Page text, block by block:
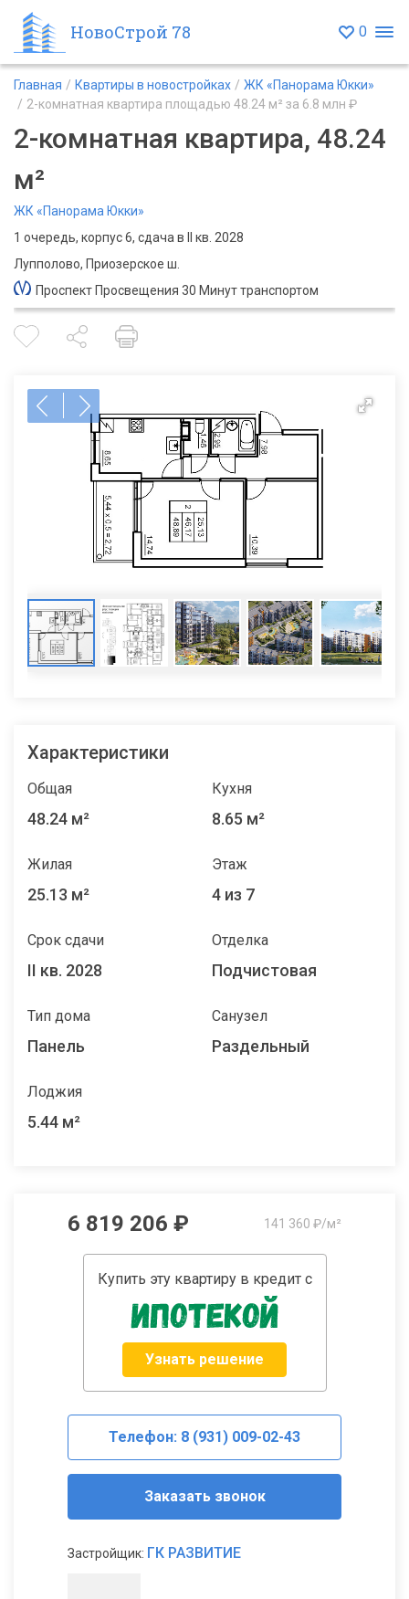
НовоСтрой 78 0
Главная Квартиры в новостройках
ЖК «Панорама Юкки»
2-комнатная квартира площадью 48.24 м² за 6.8 млн ₽
2-комнатная квартира, 48.24
м²
ЖК «Панорама Юкки»
1 очередь, корпус 6, сдача в II кв. 2028
Лупполово, Приозерское ш.
Проспект Просвещения 30 Минут транспортом
Характеристики
Общая
48.24 м²
Кухня
8.65 м²
Жилая
25.13 м²
Этаж
4 из 7
Срок сдачи
II кв. 2028
Отделка
Подчистовая
Тип дома
Панель
Санузел
Раздельный
Лоджия
5.44 м²
6 819 206 ₽ 141 360 ₽/м²
Купить эту квартиру в кредит с
Узнать решение
Телефон: 8 (931) 009-02-43
Заказать звонок
Застройщик: ГК РАЗВИТИЕ